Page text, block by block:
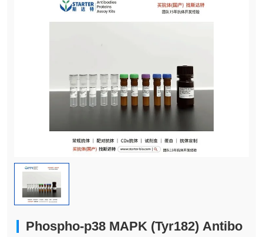
Phospho-p38 MAPK (Tyr182) Antibo